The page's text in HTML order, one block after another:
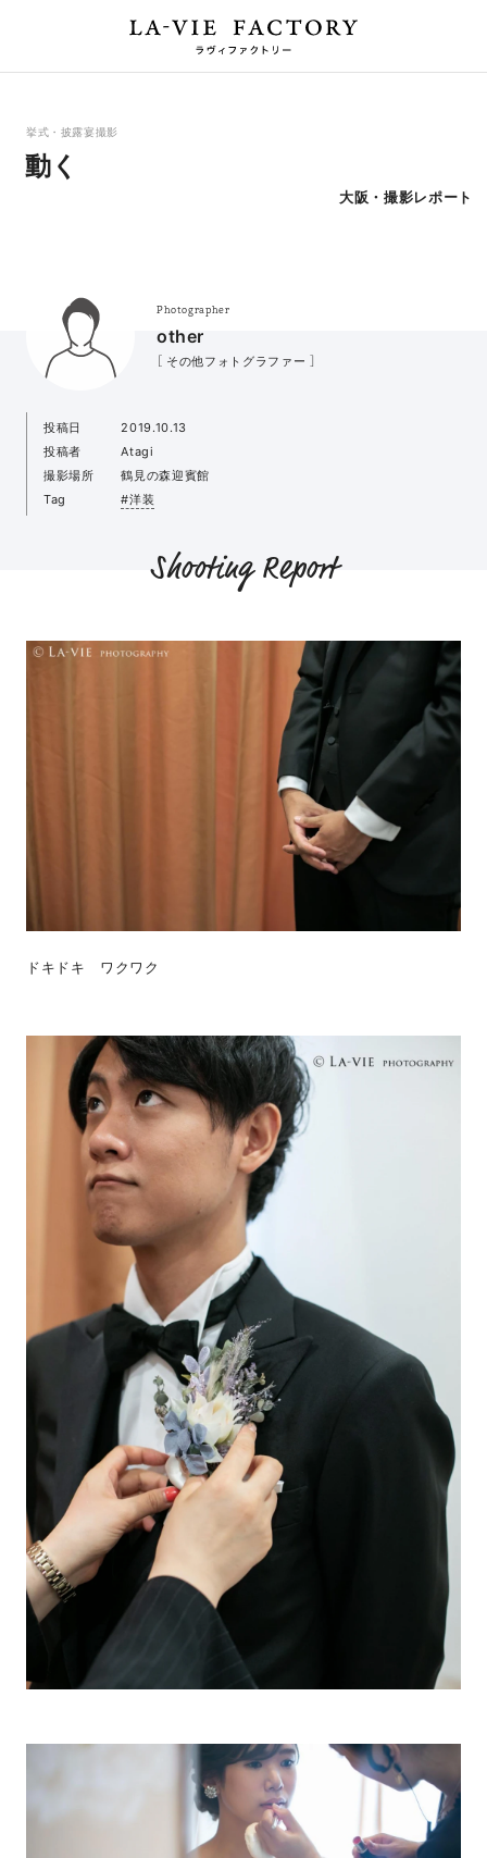
挙式・披露宴撮影
動く
大阪・撮影レポート
Photographer
other
［ その他フォトグラファー ］
投稿日
2019.10.13
投稿者
Atagi
撮影場所
鶴見の森迎賓館
Tag
#洋装
Shooting Report
ドキドキ ワクワク